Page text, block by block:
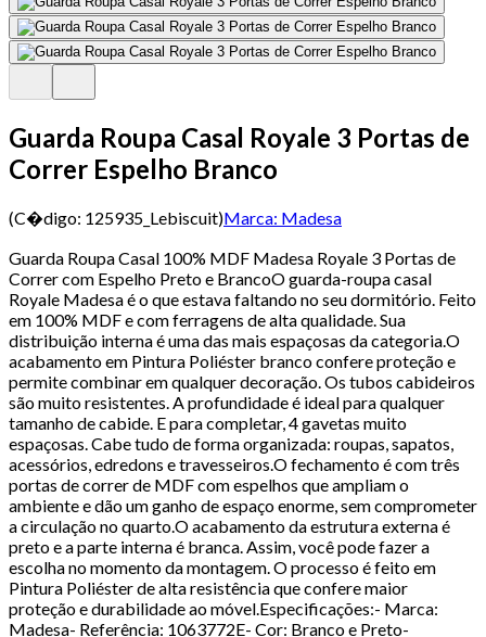
Guarda Roupa Casal Royale 3 Portas de
Correr Espelho Branco
(C�digo: 125935_Lebiscuit)Marca: Madesa
Guarda Roupa Casal 100% MDF Madesa Royale 3 Portas de
Correr com Espelho Preto e BrancoO guarda-roupa casal
Royale Madesa é o que estava faltando no seu dormitório. Feito
em 100% MDF e com ferragens de alta qualidade. Sua
distribuição interna é uma das mais espaçosas da categoria.O
acabamento em Pintura Poliéster branco confere proteção e
permite combinar em qualquer decoração. Os tubos cabideiros
são muito resistentes. A profundidade é ideal para qualquer
tamanho de cabide. E para completar, 4 gavetas muito
espaçosas. Cabe tudo de forma organizada: roupas, sapatos,
acessórios, edredons e travesseiros.O fechamento é com três
portas de correr de MDF com espelhos que ampliam o
ambiente e dão um ganho de espaço enorme, sem comprometer
a circulação no quarto.O acabamento da estrutura externa é
preto e a parte interna é branca. Assim, você pode fazer a
escolha no momento da montagem. O processo é feito em
Pintura Poliéster de alta resistência que confere maior
proteção e durabilidade ao móvel.Especificações:- Marca:
Madesa- Referência: 1063772E- Cor: Branco e Preto-